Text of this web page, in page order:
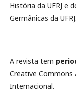
História da UFRJ e
Germânicas da UFRJ.
A revista tem
Creative Commons
Internacional.